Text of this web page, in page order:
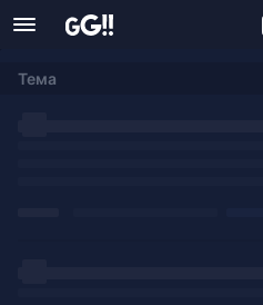
Тема